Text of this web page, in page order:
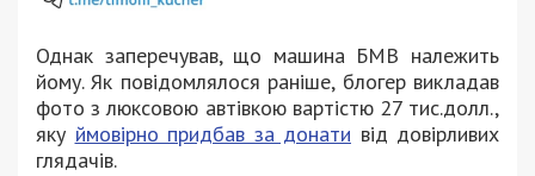
Однак заперечував, що машина БМВ належить
йому. Як повідомлялося раніше, блогер викладав
фото з люксовою автівкою вартістю 27 тис.долл.,
яку ймовірно придбав за донати від довірливих
глядачів.